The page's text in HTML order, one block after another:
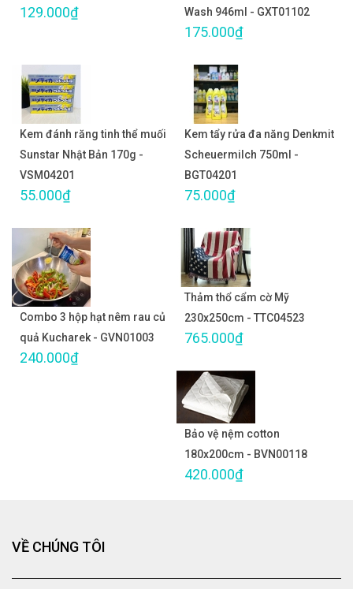
129.000₫
Wash 946ml - GXT01102
175.000₫
Kem đánh răng tinh thể muối
Sunstar Nhật Bản 170g -
VSM04201
55.000₫
Kem tẩy rửa đa năng Denkmit
Scheuermilch 750ml -
BGT04201
75.000₫
Combo 3 hộp hạt nêm rau củ
quả Kucharek - GVN01003
240.000₫
Thảm thổ cẩm cờ Mỹ
230x250cm - TTC04523
765.000₫
Bảo vệ nệm cotton
180x200cm - BVN00118
420.000₫
VỀ CHÚNG TÔI